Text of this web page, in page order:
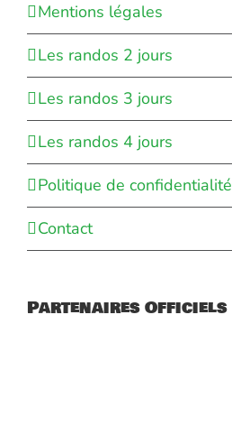
Mentions légales
Les randos 2 jours
Les randos 3 jours
Les randos 4 jours
Politique de confidentialité
Contact
Partenaires Officiels